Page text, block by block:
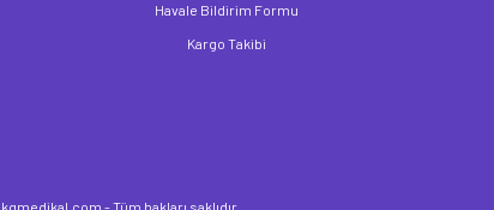
Havale Bildirim Formu
Kargo Takibi